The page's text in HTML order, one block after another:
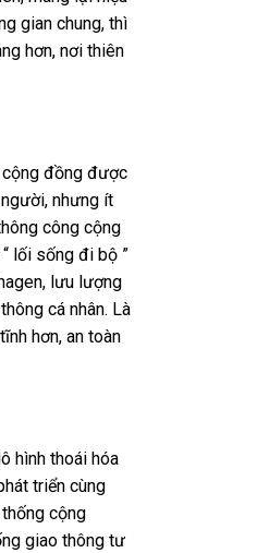
gian chung, thì
hơn, nơi thiên
cộng đồng được
nhưng ít
công cộng
lối sống đi bộ ”
lưu lượng
cá nhân. Là
hơn, an toàn
hình thoái hóa
triển cùng
cộng
giao thông tư